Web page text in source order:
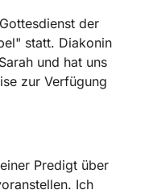
der
statt. Diakonin
und hat uns
zur Verfügung
Predigt über
Ich